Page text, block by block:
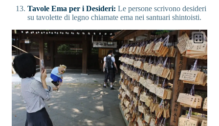
Tavole Ema per i Desideri: Le persone scrivono desideri
su tavolette di legno chiamate ema nei santuari shintoisti.